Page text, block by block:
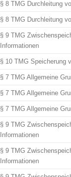
§ 8 TMG Durchleitung
§ 8 TMG Durchleitung
§ 9 TMG
Informationen
§ 10 TMG Speicherung
§ 7 TMG Allgemeine
§ 7 TMG Allgemeine
§ 7 TMG Allgemeine
§ 9 TMG
Informationen
§ 9 TMG
Informationen